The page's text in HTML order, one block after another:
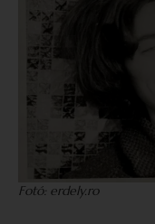
Fotó: erdely.ro